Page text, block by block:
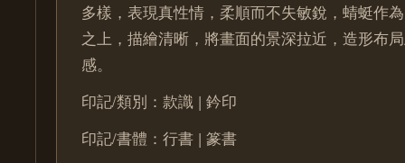
多樣，表現真性情，柔順而不失敏銳，蜻蜓作
之上，描繪清晰，將畫面的景深拉近，造形布
感。
印記/類別：款識 | 鈐印
印記/書體：行書 | 篆書